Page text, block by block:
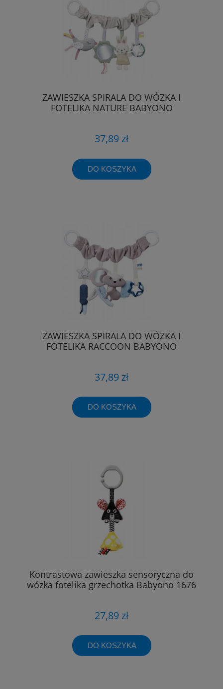
ZAWIESZKA SPIRALA DO WÓZKA I
FOTELIKA NATURE BABYONO
37,89 zł
DO KOSZYKA
ZAWIESZKA SPIRALA DO WÓZKA I
FOTELIKA RACCOON BABYONO
37,89 zł
DO KOSZYKA
Kontrastowa zawieszka sensoryczna do
wózka fotelika grzechotka Babyono 1676
27,89 zł
DO KOSZYKA